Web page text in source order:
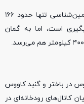
گسل آستارا (تالش) اگر چه در نقشه‌های زمین‌شناسی تنها حدود ۱۶۶
است، اما به گمان
بین چالوس در باختر و گنبد کاووس
کانال‌های رودخانه‌ای در